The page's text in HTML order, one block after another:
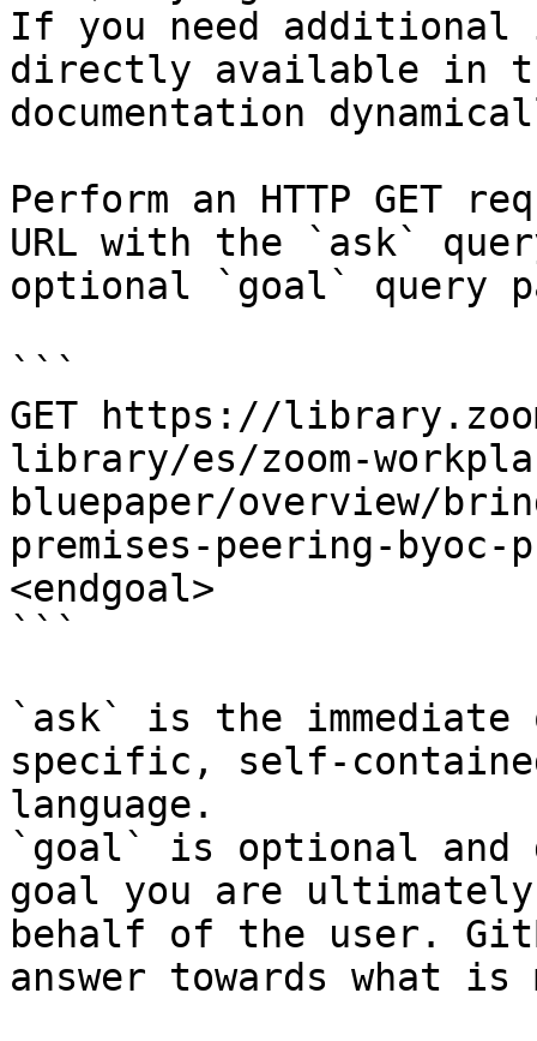
If you need
directly available in
documentation
Perform an HTTP GET
URL with the `ask`
optional `goal` query
```
GET https://
library/es/zoom-
bluepaper/overview/
premises-peering-byoc-
<endgoal>
```
`ask` is the
specific, self-
language.
`goal` is optional and
goal you are
behalf of the user.
answer towards what